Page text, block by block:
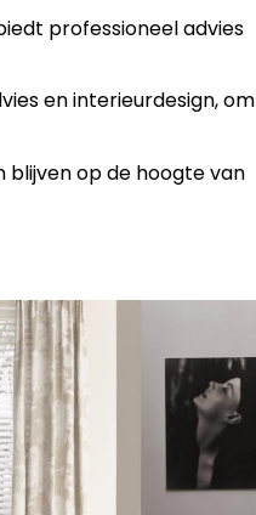
professioneel advies
en interieurdesign, om
blijven op de hoogte van